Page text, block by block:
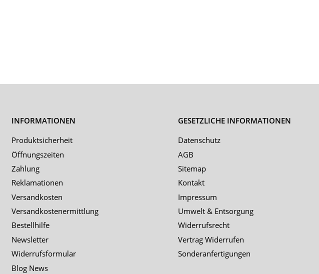
INFORMATIONEN
Produktsicherheit
Öffnungszeiten
Zahlung
Reklamationen
Versandkosten
Versandkostenermittlung
Bestellhilfe
Newsletter
Widerrufsformular
Blog News
GESETZLICHE INFORMATIONEN
Datenschutz
AGB
Sitemap
Kontakt
Impressum
Umwelt & Entsorgung
Widerrufsrecht
Vertrag Widerrufen
Sonderanfertigungen